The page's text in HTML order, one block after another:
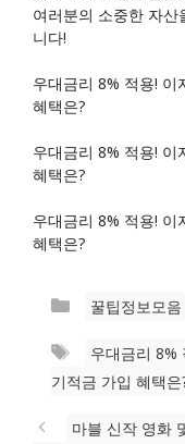
여러분의 소중한 자
니다!
우대금리 8% 적용! 이
혜택은?
우대금리 8% 적용! 이
혜택은?
우대금리 8% 적용! 이
혜택은?
카
고
리
꿀팁정보모음
태
그
우대금리 8%
기적금 가입 혜택은
마블 신작 영화